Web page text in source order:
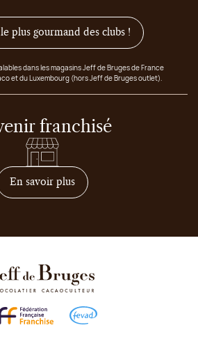
le plus gourmand des clubs !
dans les magasins Jeff de Bruges de France
et du Luxembourg (hors Jeff de Bruges outlet).
franchisé
En savoir plussur comment devenir